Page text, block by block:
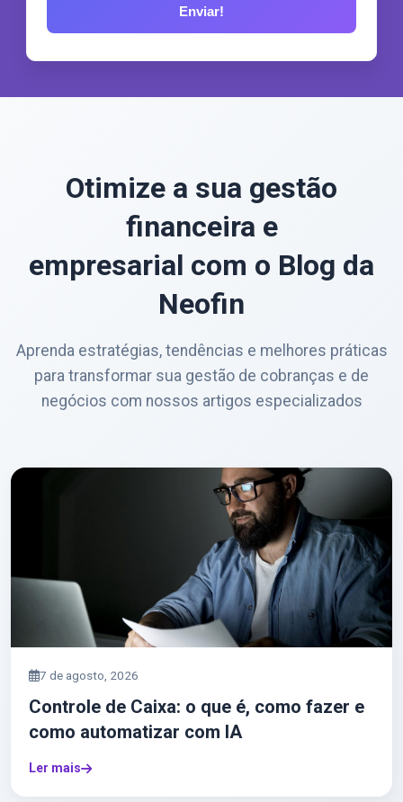
Otimize a sua gestão
financeira e
empresarial com o Blog da
Neofin
Aprenda estratégias, tendências e melhores práticas
para transformar sua gestão de cobranças e de
negócios com nossos artigos especializados
7 de agosto, 2026
Controle de Caixa: o que é, como fazer e
como automatizar com IA
Ler mais